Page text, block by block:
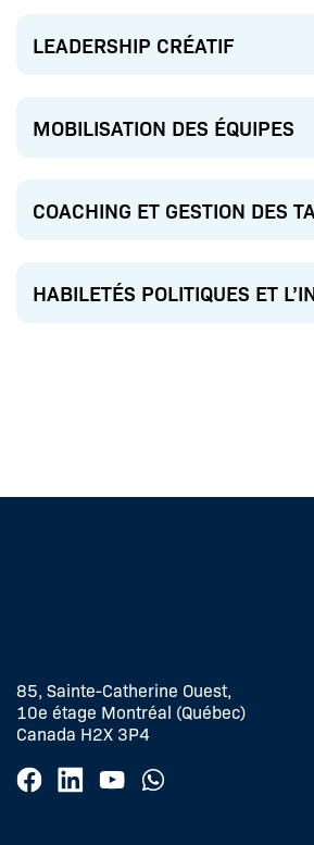
LEADERSHIP CRÉATIF
MOBILISATION DES ÉQUIPES
COACHING ET GESTION DES
HABILETÉS POLITIQUES ET
85, Sainte-Catherine Ouest,
10e étage Montréal (Québec)
Canada H2X 3P4